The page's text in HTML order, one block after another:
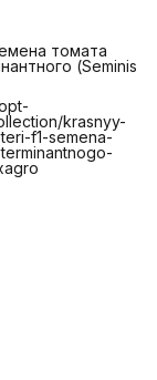
томата
(Seminis
krasnyy-
f1-semena-